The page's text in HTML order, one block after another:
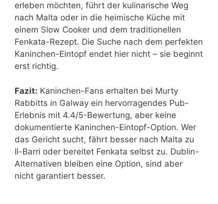
erleben möchten, führt der kulinarische Weg
nach Malta oder in die heimische Küche mit
einem Slow Cooker und dem traditionellen
Fenkata-Rezept. Die Suche nach dem perfekten
Kaninchen-Eintopf endet hier nicht – sie beginnt
erst richtig.
Fazit: Kaninchen-Fans erhalten bei Murty
Rabbitts in Galway ein hervorragendes Pub-
Erlebnis mit 4.4/5-Bewertung, aber keine
dokumentierte Kaninchen-Eintopf-Option. Wer
das Gericht sucht, fährt besser nach Malta zu
Il-Barri oder bereitet Fenkata selbst zu. Dublin-
Alternativen bleiben eine Option, sind aber
nicht garantiert besser.